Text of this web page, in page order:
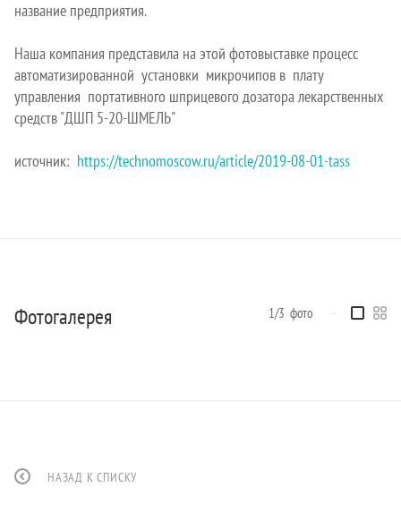
название предприятия.
Наша компания представила на этой фотовыставке процесс
автоматизированной установки микрочипов в плату
управления портативного шприцевого дозатора лекарственных
средств "ДШП 5-20-ШМЕЛЬ"
источник: https://technomoscow.ru/article/2019-08-01-tass
Фотогалерея 1/3 фото
НАЗАД К СПИСКУ